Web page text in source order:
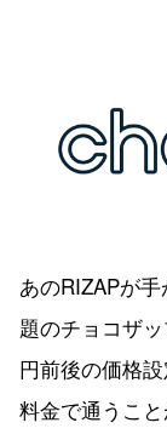
あのRIZAPが
題のチョコザ
円前後の価格
料金で通うこ